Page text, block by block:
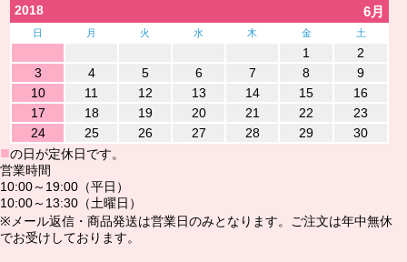
2018 6月
日 月 火 水 木 金 土
1
2
3
4 5 6 7 8
9
10
11 12 13 14 15
16
17
18 19 20 21 22
23
24
25 26 27 28 29 30
■の日が定休日です。
営業時間
10:00～19:00（平日）
10:00～13:30（土曜日）
※メール返信・商品発送は営業日のみとなります。ご注文は年中無休
でお受けしております。